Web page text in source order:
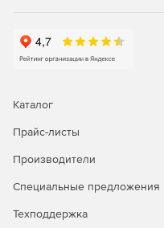
Гибкие настройки
перетаскивать одно
как нарушение
Выгрузка в Интернет
добавлении
Каталог
Прайс-листы
Производители
Специальные предложения
Техподдержка